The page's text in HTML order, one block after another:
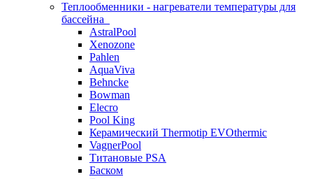
Теплообменники - нагреватели температуры для
бассейна
AstralPool
Xenozone
Pahlen
AquaViva
Behncke
Bowman
Elecro
Pool King
Керамический Thermotip EVOthermic
VagnerPool
Титановые PSA
Баском